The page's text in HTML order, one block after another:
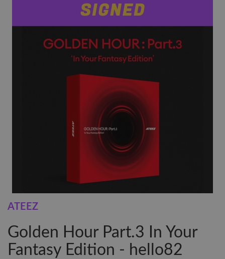
ATEEZ
Golden Hour Part.3 In Your
Fantasy Edition - hello82